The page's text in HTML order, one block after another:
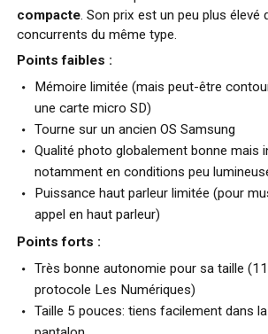
compacte. Son prix est un peu plus élevé
concurrents du même type.
Points faibles :
Mémoire limitée (mais peut-être
une carte micro SD)
Tourne sur un ancien OS Samsung
Qualité photo globalement bonne mais
notamment en conditions peu
Puissance haut parleur limitée (pour
appel en haut parleur)
Points forts :
Très bonne autonomie pour sa taille
protocole Les Numériques)
Taille 5 pouces: tiens facilement dans